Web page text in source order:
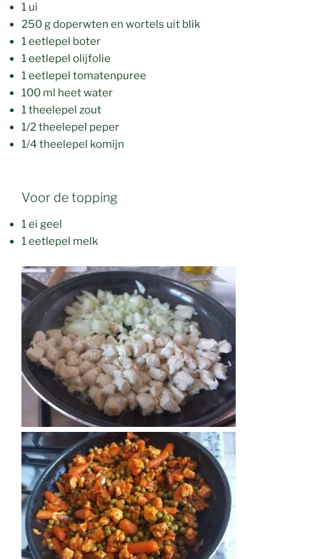
1 ui
250 g doperwten en wortels uit blik
1 eetlepel boter
1 eetlepel olijfolie
1 eetlepel tomatenpuree
100 ml heet water
1 theelepel zout
1/2 theelepel peper
1/4 theelepel komijn
Voor de topping
1 ei geel
1 eetlepel melk